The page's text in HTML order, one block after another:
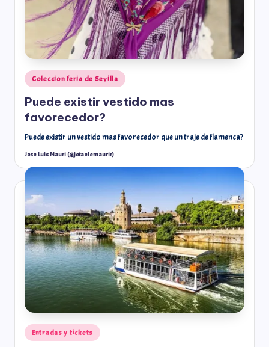
Coleccion feria de Sevilla
Puede existir vestido mas
favorecedor?
Puede existir un vestido mas favorecedor que un traje de flamenca?
Jose Luis Mauri (@jotaelemaurir)
Entradas y tickets